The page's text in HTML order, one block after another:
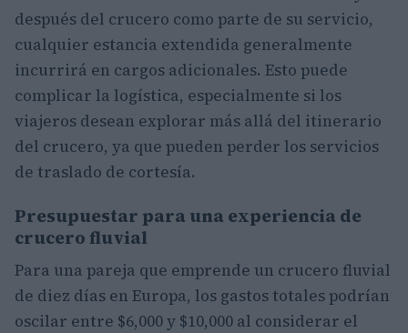
después del crucero como parte de su servicio,
cualquier estancia extendida generalmente
incurrirá en cargos adicionales. Esto puede
complicar la logística, especialmente si los
viajeros desean explorar más allá del itinerario
del crucero, ya que pueden perder los servicios
de traslado de cortesía.
Presupuestar para una experiencia de
crucero fluvial
Para una pareja que emprende un crucero fluvial
de diez días en Europa, los gastos totales podrían
oscilar entre $6,000 y $10,000 al considerar el